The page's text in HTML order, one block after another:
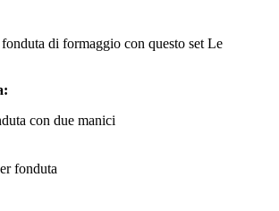
di formaggio con questo set Le
con due manici
fonduta